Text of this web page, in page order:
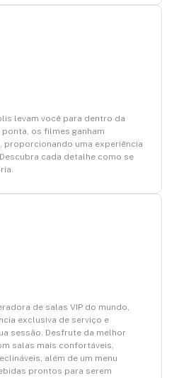
levam você para dentro da
os filmes ganham
proporcionando uma experiência
cada detalhe como se
de salas VIP do mundo,
exclusiva de serviço e
sessão. Desfrute da melhor
salas mais confortáveis,
além de um menu
prontos para serem